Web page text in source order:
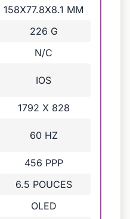
158X77.8X8.1 MM
226 G
N/C
IOS
1792 X 828
60 HZ
456 PPP
6.5 POUCES
OLED